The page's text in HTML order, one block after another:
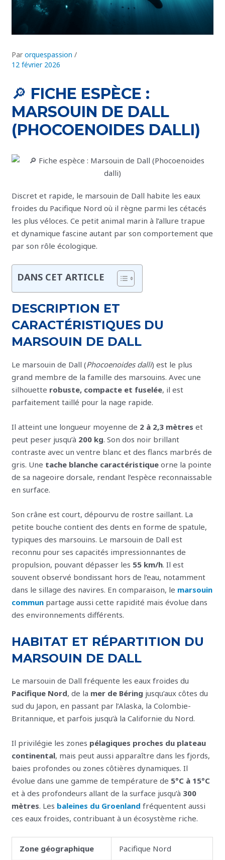
🔎 FICHE ESPÈCE :
MARSOUIN DE DALL
(PHOCOENOIDES DALLI)
Parorquespassion/
12 février 2026
Discret et rapide, le marsouin de Dall habite les eaux
froides du Pacifique Nord où il règne parmi les cétacés
les plus véloces. Ce petit animal marin à l’allure trapue
et dynamique fascine autant par son comportement que
par son rôle écologique.
DANS CET ARTICLE
DESCRIPTION ET
CARACTÉRISTIQUES DU
MARSOUIN DE DALL
Le marsouin de Dall (Phocoenoides dalli) est le plus
grand membre de la famille des marsouins. Avec une
silhouette robuste, compacte et fuselée, il est
parfaitement taillé pour la nage rapide.
Il atteint une longueur moyenne de 2 à 2,3 mètres et
peut peser jusqu’à 200 kg. Son dos noir brillant
contraste avec un ventre blanc et des flancs marbrés de
gris. Une tache blanche caractéristique orne la pointe
de sa nageoire dorsale, rendant l’espèce reconnaissable
en surface.
Son crâne est court, dépourvu de rostre saillant. La
petite bouche contient des dents en forme de spatule,
typiques des marsouins. Le marsouin de Dall est
reconnu pour ses capacités impressionnantes de
propulsion, pouvant dépasser les 55 km/h. Il est
souvent observé bondissant hors de l’eau, notamment
dans le sillage des navires. En comparaison, le marsouin
commun partage aussi cette rapidité mais évolue dans
des environnements différents.
HABITAT ET RÉPARTITION DU
MARSOUIN DE DALL
Le marsouin de Dall fréquente les eaux froides du
Pacifique Nord, de la mer de Béring jusqu’aux côtes du
sud du Japon, en passant par l’Alaska, la Colombie-
Britannique, et parfois jusqu’à la Californie du Nord.
Il privilégie les zones pélagiques proches du plateau
continental, mais peut aussi apparaître dans les fjords,
baies profondes ou zones côtières dynamiques. Il
évolue dans une gamme de température de 5°C à 15°C
et à des profondeurs allant de la surface jusqu’à 300
mètres. Les baleines du Groenland fréquentent aussi
ces eaux froides, contribuant à un écosystème riche.
Zone géographique Pacifique Nord